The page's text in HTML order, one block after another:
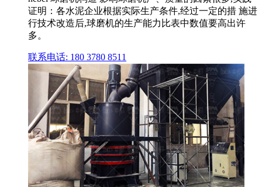
证明：各水泥企业根据实际生产条件,经过一定的措 施进
行技术改造后,球磨机的生产能力比表中数值要高出许
多。
联系电话: 180 3780 8511